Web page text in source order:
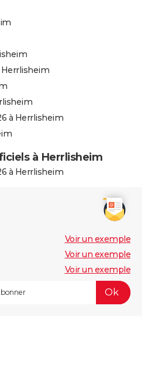
à Herrlisheim
à Herrlisheim
à Herrlisheim
Voir un exemple
Voir un exemple
Voir un exemple